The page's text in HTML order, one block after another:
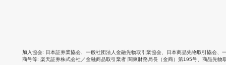
加入協会 日本証券業協会 一般社団法人金融先物取引業協会 日本商品先物取引協会
商号等 楽天証券株式会社／金融商品取引業者 関東財務局長（金商）第195号、商品先物